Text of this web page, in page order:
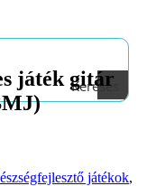
Keresés
játék gitár
játékok,